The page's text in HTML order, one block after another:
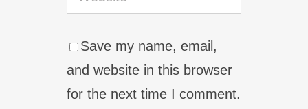
Save my name, email,
and website in this browser
for the next time I comment.